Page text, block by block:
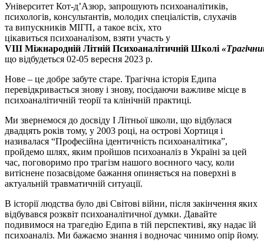
Університет Кот-д’Азюр, запрошують психоаналітиків,
психологів, консультантів, молодих спеціалістів, слухачів
та випускників МІГП, а такое всіх, хто
цікавиться психоаналізом, взяти участь у
VIII Міжнародній Літній Психоаналітичній Школі
що відбудеться 02-05 вересня 2023 р.
Нове – це добре забуте старе. Трагічна історія Едипа
перевідкривається знову і знову, посідаючи важливе місце в
психоаналітичній теорії та клінічній практиці.
Ми звернемося до досвіду I Літньої школи, що відбулася
двадцять років тому, у 2003 році, на острові Хортиця і
називалася “Професійна ідентичність психоаналітика”,
пройдемо шлях, яким пройшов психоаналіз в Україні за цей
час, поговоримо про трагізм нашого воєнного часу, коли
витіснене позасвідоме бажання опиняється на поверхні в
актуальній травматичній ситуації.
В історії людства було дві Світові війни, після закінчення яких
відбувався розквіт психоаналітичної думки. Давайте
подивимося на трагедію Едипа в тій перспективі, яку надає їй
психоаналіз. Ми бажаємо знання і водночас чинимо опір йому.